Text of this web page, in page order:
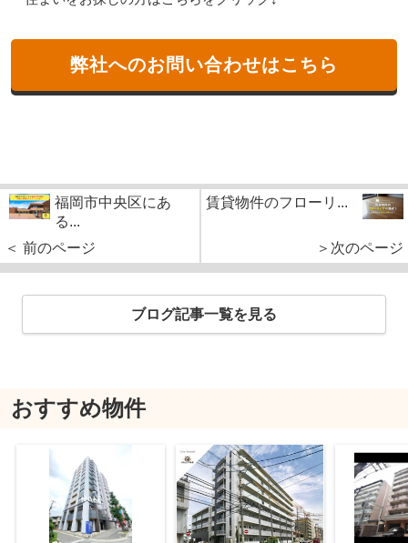
弊社へのお問い合わせはこちら
福岡市中央区にあ
る...
＜ 前のページ
賃貸物件のフローリ...
＞次のページ
ブログ記事一覧を見る
おすすめ物件